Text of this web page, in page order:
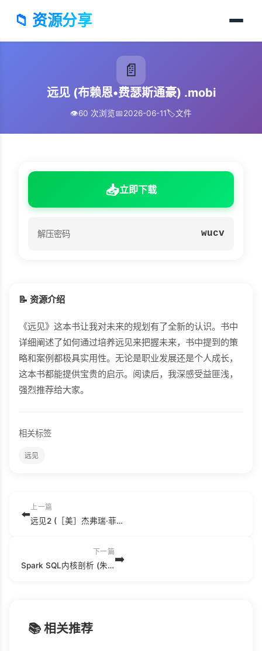
📁 资源分享
📄
远见 (布赖恩•费瑟斯通豪) .mobi
👁️60 次浏览📅2026-06-11🏷️文件
📥立即下载
解压密码 wucv
📝 资源介绍
《远见》这本书让我对未来的规划有了全新的认识。书中
详细阐述了如何通过培养远见来把握未来，书中提到的策
略和案例都极具实用性。无论是职业发展还是个人成长，
这本书都能提供宝贵的启示。阅读后，我深感受益匪浅，
强烈推荐给大家。
相关标签
远见
⬅️
上一篇
远见2 (［美］杰弗瑞·菲佛王培译) .epub
下一篇
Spark SQL内核剖析 (朱锋，张韶全，黄明著, 朱锋 (Computer programmer) etc.) .pdf➡️
📚 相关推荐